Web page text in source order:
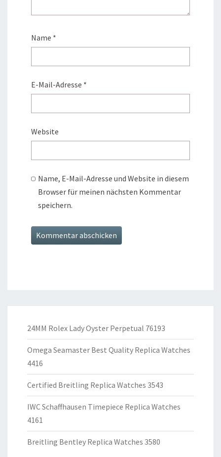
Name *
E-Mail-Adresse *
Website
Name, E-Mail-Adresse und Website in diesem
Browser für meinen nächsten Kommentar
speichern.
24MM Rolex Lady Oyster Perpetual 76193
Omega Seamaster Best Quality Replica Watches
4416
Certified Breitling Replica Watches 3543
IWC Schaffhausen Timepiece Replica Watches
4161
Breitling Bentley Replica Watches 3580